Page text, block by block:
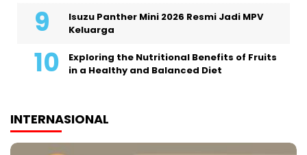
Isuzu Panther Mini 2026 Resmi Jadi MPV
Keluarga
Exploring the Nutritional Benefits of Fruits
in a Healthy and Balanced Diet
INTERNASIONAL